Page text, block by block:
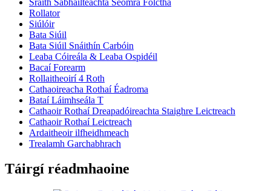
Rollator
Siúlóir
Bata Siúil
Bata Siúil Snáithín Carbóin
Leaba Cóireála & Leaba Ospidéil
Bacaí Forearm
Rollaitheoirí 4 Roth
Cathaoireacha Rothaí Éadroma
Bataí Láimhseála T
Cathaoir Rothaí Dreapadóireachta Staighre Leictreach
Cathaoir Rothaí Leictreach
Ardaitheoir ilfheidhmeach
Trealamh Garchabhrach
Táirgí réadmhaoine